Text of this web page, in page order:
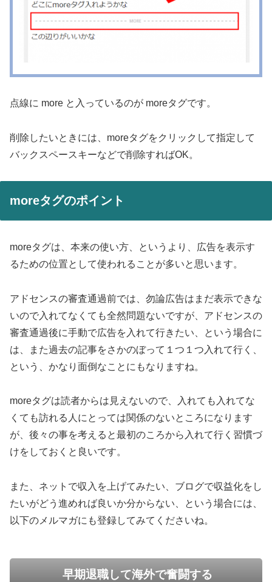
点線に more と入っているのが moreタグです。
削除したいときには、moreタグをクリックして指定して
バックスペースキーなどで削除すればOK。
moreタグのポイント
moreタグは、本来の使い方、というより、広告を表示す
るための位置として使われることが多いと思います。
アドセンスの審査通過前では、勿論広告はまだ表示できな
いので入れてなくても全然問題ないですが、アドセンスの
審査通過後に手動で広告を入れて行きたい、という場合に
は、また過去の記事をさかのぼって１つ１つ入れて行く、
という、かなり面倒なことにもなりますね。
moreタグは読者からは見えないので、入れても入れてな
くても訪れる人にとっては関係のないところになります
が、後々の事を考えると最初のころから入れて行く習慣づ
けをしておくと良いです。
また、ネットで収入を上げてみたい、ブログで収益化をし
たいがどう進めれば良いか分からない、という場合には、
以下のメルマガにも登録してみてくださいね。
早期退職して海外で奮闘する